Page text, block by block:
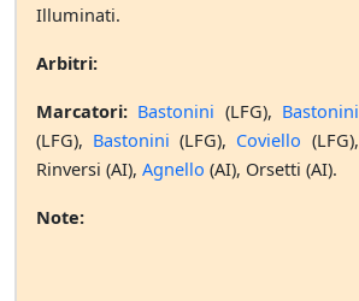
Illuminati.
Arbitri:
Marcatori: Bastonini (LFG), Bastonini
(LFG), Bastonini (LFG), Coviello (LFG),
Rinversi (AI), Agnello (AI), Orsetti (AI).
Note: